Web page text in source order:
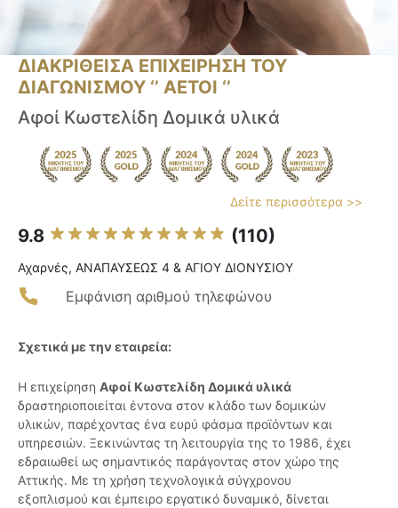
ΔΙΑΚΡΙΘΕΙΣΑ ΕΠΙΧΕΙΡΗΣΗ ΤΟΥ
ΔΙΑΓΩΝΙΣΜΟΥ ‘’ ΑΕΤΟΙ ‘’
Αφοί Κωστελίδη Δομικά υλικά
Δείτε περισσότερα >>
9.8 (110)
Αχαρνές, ΑΝΑΠΑΥΣΕΩΣ 4 & ΑΓΙΟΥ ΔΙΟΝΥΣΙΟΥ
Εμφάνιση αριθμού τηλεφώνου
Σχετικά με την εταιρεία:
Η επιχείρηση Αφοί Κωστελίδη Δομικά υλικά
δραστηριοποιείται έντονα στον κλάδο των δομικών
υλικών, παρέχοντας ένα ευρύ φάσμα προϊόντων και
υπηρεσιών. Ξεκινώντας τη λειτουργία της το 1986, έχει
εδραιωθεί ως σημαντικός παράγοντας στον χώρο της
Αττικής. Με τη χρήση τεχνολογικά σύγχρονου
εξοπλισμού και έμπειρο εργατικό δυναμικό, δίνεται